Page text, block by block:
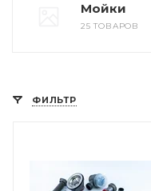
Мойки
25 ТОВАРОВ
ФИЛЬТР